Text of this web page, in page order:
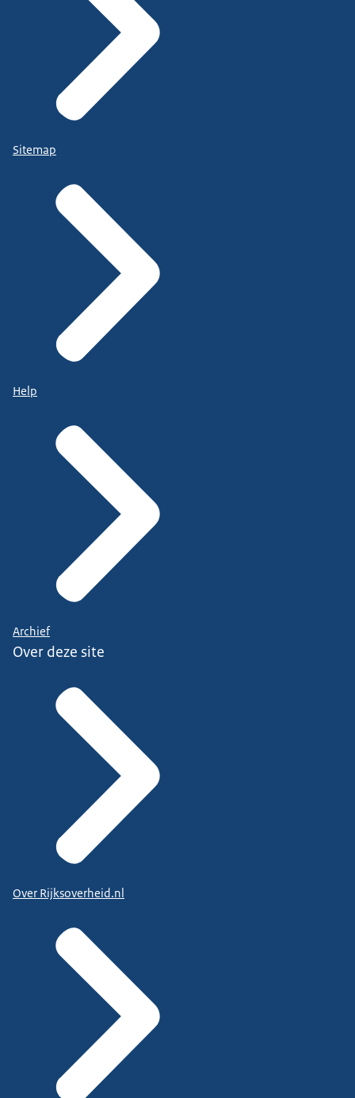
Sitemap
Help
Archief
Over deze site
Over Rijksoverheid.nl